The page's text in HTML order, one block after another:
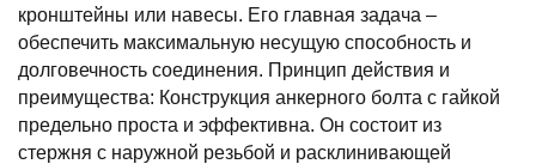
кронштейны или навесы. Его главная задача –
обеспечить максимальную несущую способность и
долговечность соединения. Принцип действия и
преимущества: Конструкция анкерного болта с гайкой
предельно проста и эффективна. Он состоит из
стержня с наружной резьбой и расклинивающей